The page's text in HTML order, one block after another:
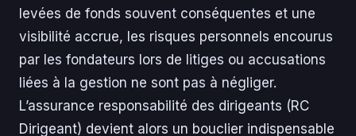
levées de fonds souvent conséquentes et une
visibilité accrue, les risques personnels encourus
par les fondateurs lors de litiges ou accusations
liées à la gestion ne sont pas à négliger.
L’assurance responsabilité des dirigeants (RC
Dirigeant) devient alors un bouclier indispensable